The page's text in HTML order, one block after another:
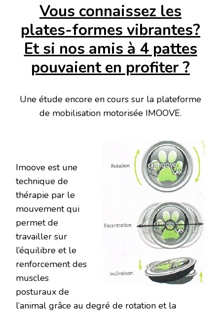
Vous connaissez les
plates-formes vibrantes?
Et si nos amis à 4 pattes
pouvaient en profiter ?
Une étude encore en cours sur la plateforme
de mobilisation motorisée IMOOVE.
Imoove est une
technique de
thérapie par le
mouvement qui
permet de
travailler sur
l’équilibre et le
renforcement des
muscles
posturaux de
l’animal grâce au degré de rotation et la